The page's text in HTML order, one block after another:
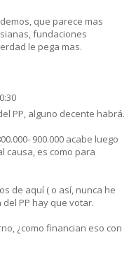
que parece mas
fundaciones
le pega mas.
PP, alguno decente habrá.
900.000 acabe luego
causa, es como para
de aquí ( o así, nunca he
PP hay que votar.
¿como financian eso con